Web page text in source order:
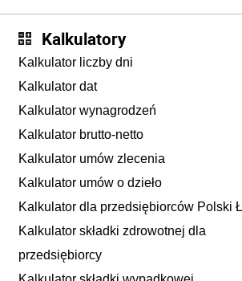
45+ to siła napędowa gospodarki
Kalkulatory
Kalkulator liczby dni
Kalkulator dat
Kalkulator wynagrodzeń
Kalkulator brutto-netto
Kalkulator umów zlecenia
Kalkulator umów o dzieło
Kalkulator dla przedsiębiorców Polski
Kalkulator składki zdrowotnej dla
przedsiębiorcy